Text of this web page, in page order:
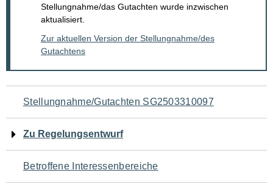
Stellungnahme/das Gutachten wurde inzwischen
aktualisiert.
Zur aktuellen Version der Stellungnahme/des
Gutachtens
Navigation
für
den
Seiteninhalt
Stellungnahme/Gutachten SG2503310097
Zu Regelungsentwurf
Betroffene Interessenbereiche